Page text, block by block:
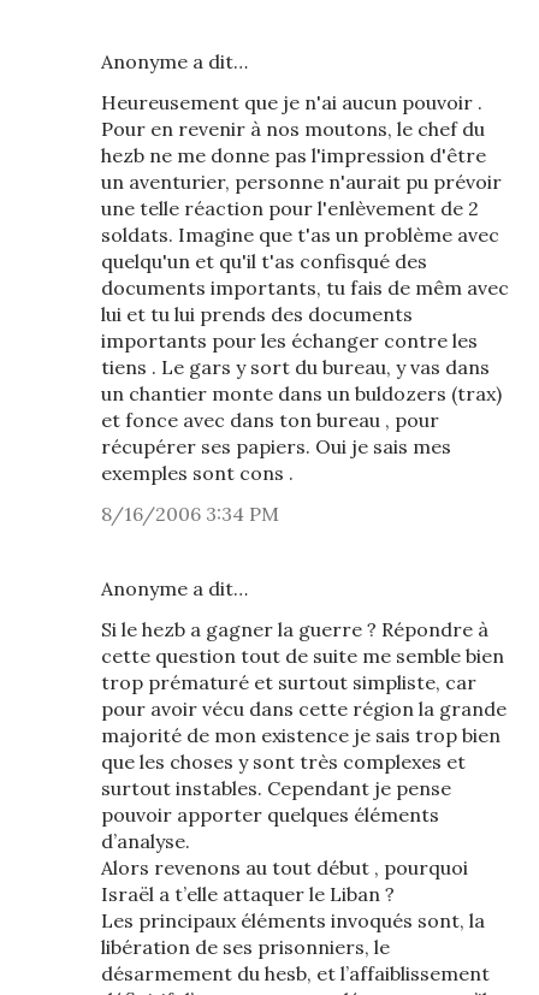
Anonyme a dit…
Heureusement que je n'ai aucun pouvoir .
Pour en revenir à nos moutons, le chef du
hezb ne me donne pas l'impression d'être
un aventurier, personne n'aurait pu prévoir
une telle réaction pour l'enlèvement de 2
soldats. Imagine que t'as un problème avec
quelqu'un et qu'il t'as confisqué des
documents importants, tu fais de mêm avec
lui et tu lui prends des documents
importants pour les échanger contre les
tiens . Le gars y sort du bureau, y vas dans
un chantier monte dans un buldozers (trax)
et fonce avec dans ton bureau , pour
récupérer ses papiers. Oui je sais mes
exemples sont cons .
8/16/2006 3:34 PM
Anonyme a dit…
Si le hezb a gagner la guerre ? Répondre à
cette question tout de suite me semble bien
trop prématuré et surtout simpliste, car
pour avoir vécu dans cette région la grande
majorité de mon existence je sais trop bien
que les choses y sont très complexes et
surtout instables. Cependant je pense
pouvoir apporter quelques éléments
d’analyse.
Alors revenons au tout début , pourquoi
Israël a t’elle attaquer le Liban ?
Les principaux éléments invoqués sont, la
libération de ses prisonniers, le
désarmement du hesb, et l’affaiblissement